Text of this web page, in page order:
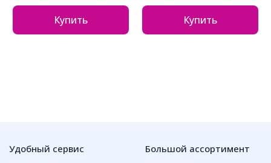
Купить Купить
Удобный сервис Большой ассортимент